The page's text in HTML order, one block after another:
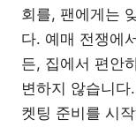
회를, 팬에게는
다. 예매 전쟁에
든, 집에서 편안
변하지 않습니
켓팅 준비를 시